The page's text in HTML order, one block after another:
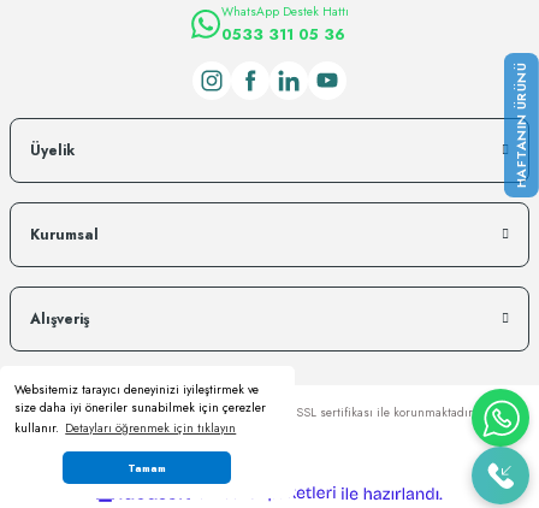
Websitemiz tarayıcı deneyinizi iyileştirmek ve
size daha iyi öneriler sunabilmek için çerezler
kullanır. Detayları öğrenmek için tıklayın
Tamam
WhatsApp Destek Hattı
0533 311 05 36
Üyelik
Kurumsal
Alışveriş
Copyright © Kredi kartı bilgileriniz 256bit SSL sertifikası ile korunmaktadır.
e-